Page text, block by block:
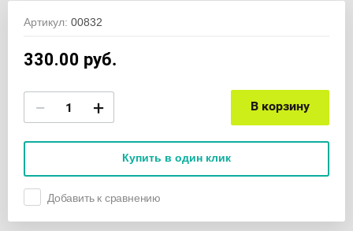
Артикул: 00832
330.00 руб.
− + В корзину
Купить в один клик
Добавить к сравнению